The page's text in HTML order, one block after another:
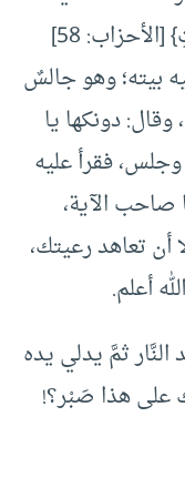
{وَالَّذِينَ يُؤْذُونَ الْمُؤْمِنِينَ وَالْمُؤْمِنَاتِ} [الأحزاب: 58]
بيته؛ وهو جالسٌ
دونكها يا
وجلس، فقرأ عليه
صاحب الآية،
أن تعاهد رعيتك،
أعلم.
النَّار ثمَّ يدلي يده
على هذا صَبْر؟!